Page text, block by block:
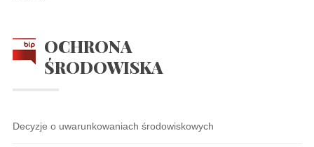
OCHRONA
ŚRODOWISKA
Decyzje o uwarunkowaniach środowiskowych